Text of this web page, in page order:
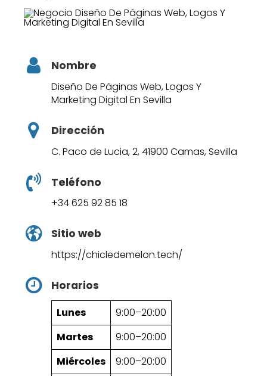
Nombre
Diseño De Páginas Web, Logos Y
Marketing Digital En Sevilla
Dirección
C. Paco de Lucia, 2, 41900 Camas, Sevilla
Teléfono
+34 625 92 85 18
Sitio web
https://chicledemelon.tech/
Horarios
Lunes
9:00–20:00
Martes
9:00–20:00
Miércoles
9:00–20:00